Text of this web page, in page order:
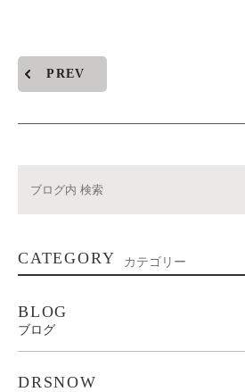
PREV
CATEGORY カテゴリー
BLOG
ブログ
DRSNOW